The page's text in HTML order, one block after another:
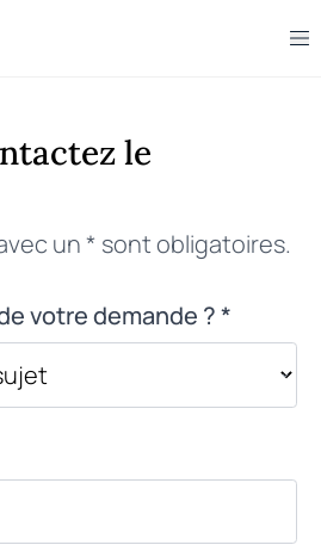
le
un * sont obligatoires.
votre demande ? *